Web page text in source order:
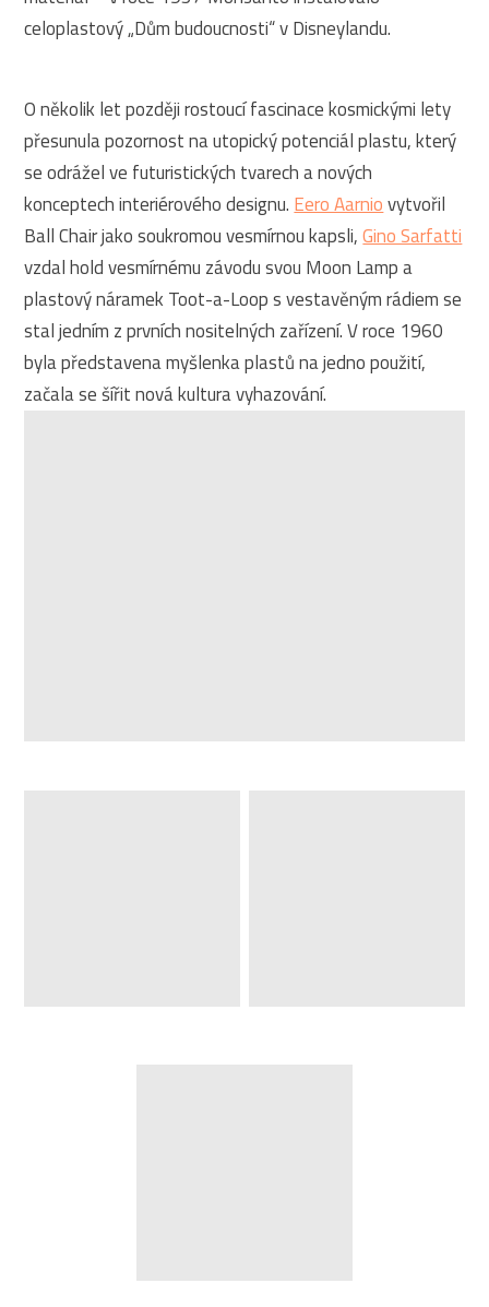
celoplastový „Dům budoucnosti“ v Disneylandu.
O několik let později rostoucí fascinace kosmickými lety
přesunula pozornost na utopický potenciál plastu, který
se odrážel ve futuristických tvarech a nových
konceptech interiérového designu.Eero Aarniovytvořil
Ball Chair jako soukromou vesmírnou kapsli,Gino Sarfatti
vzdal hold vesmírnému závodu svou Moon Lamp a
plastový náramek Toot-a-Loop s vestavěným rádiem se
stal jedním z prvních nositelných zařízení. V roce 1960
byla představena myšlenka plastů na jedno použití,
začala se šířit nová kultura vyhazování.